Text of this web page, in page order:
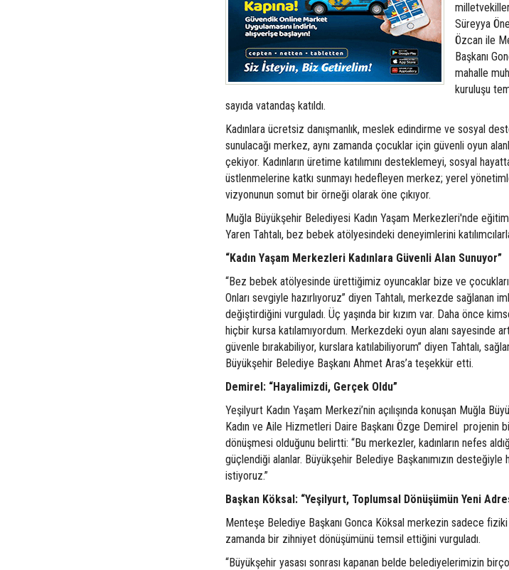
Süreyya
Özcan ile
Başkanı
mahalle
kuruluşu
sayıda vatandaş katıldı.
Kadınlara ücretsiz danışmanlık, meslek edindirme ve sosyal
sunulacağı merkez, aynı zamanda çocuklar için güvenli oyun
çekiyor. Kadınların üretime katılımını desteklemeyi, sosyal
üstlenmelerine katkı sunmayı hedefleyen merkez; yerel
vizyonunun somut bir örneği olarak öne çıkıyor.
Muğla Büyükşehir Belediyesi Kadın Yaşam Merkezleri'nde
Yaren Tahtalı, bez bebek atölyesindeki deneyimlerini
“Kadın Yaşam Merkezleri Kadınlara Güvenli Alan Sunuyor”
“Bez bebek atölyesinde ürettiğimiz oyuncaklar bize ve
Onları sevgiyle hazırlıyoruz” diyen Tahtalı, merkezde sağlanan
değiştirdiğini vurguladı. Üç yaşında bir kızım var. Daha önce
hiçbir kursa katılamıyordum. Merkezdeki oyun alanı sayesinde
güvenle bırakabiliyor, kurslara katılabiliyorum” diyen Tahtalı,
Büyükşehir Belediye Başkanı Ahmet Aras’a teşekkür etti.
Demirel: “Hayalimizdi, Gerçek Oldu”
Yeşilyurt Kadın Yaşam Merkezi’nin açılışında konuşan Muğla
Kadın ve Aile Hizmetleri Daire Başkanı Özge Demirel projenin
dönüşmesi olduğunu belirtti: “Bu merkezler, kadınların nefes
güçlendiği alanlar. Büyükşehir Belediye Başkanımızın desteğiyle
istiyoruz.”
Başkan Köksal: “Yeşilyurt, Toplumsal Dönüşümün Yeni
Menteşe Belediye Başkanı Gonca Köksal merkezin sadece fiziki
zamanda bir zihniyet dönüşümünü temsil ettiğini vurguladı.
“Büyükşehir yasası sonrası kapanan belde belediyelerimizin